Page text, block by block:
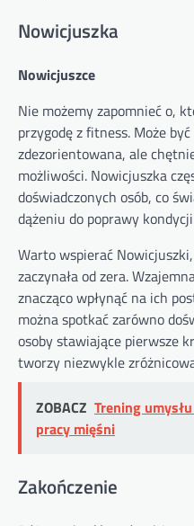
Nowicjuszka
Nowicjuszce
Nie możemy zapomnieć o,
przygodę z fitness. Może
zdezorientowana, ale
możliwości. Nowicjuszka
doświadczonych osób, co
dążeniu do poprawy
Warto wspierać
zaczynała od zera.
znacząco wpłynąć na ich
można spotkać zarówno
osoby stawiające pierwsze
tworzy niezwykle
ZOBACZ Trening
pracy mięśni
Zakończenie